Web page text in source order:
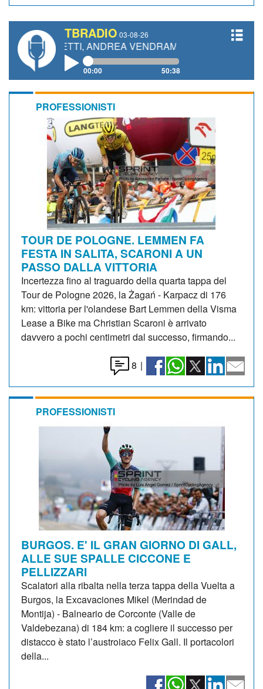
TBRADIO 03-08-26
ANDREA VENDRAME, FILIPPO FIORELLI
00:00 50:38
PROFESSIONISTI
TOUR DE POLOGNE. LEMMEN FA
FESTA IN SALITA, SCARONI A UN
PASSO DALLA VITTORIA
Incertezza fino al traguardo della quarta tappa del
Tour de Pologne 2026, la Żagań - Karpacz di 176
km: vittoria per l'olandese Bart Lemmen della Visma
Lease a Bike ma Christian Scaroni è arrivato
davvero a pochi centimetri dal successo, firmando...
8 |
PROFESSIONISTI
BURGOS. E' IL GRAN GIORNO DI GALL,
ALLE SUE SPALLE CICCONE E
PELLIZZARI
Scalatori alla ribalta nella terza tappa della Vuelta a
Burgos, la Excavaciones Mikel (Merindad de
Montija) - Balneario de Corconte (Valle de
Valdebezana) di 184 km: a cogliere il successo per
distacco è stato l’austroiaco Felix Gall. Il portacolori
della...